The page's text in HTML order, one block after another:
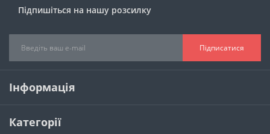
Підпишіться на нашу розсилку
Підписатися
Інформація
Категорії